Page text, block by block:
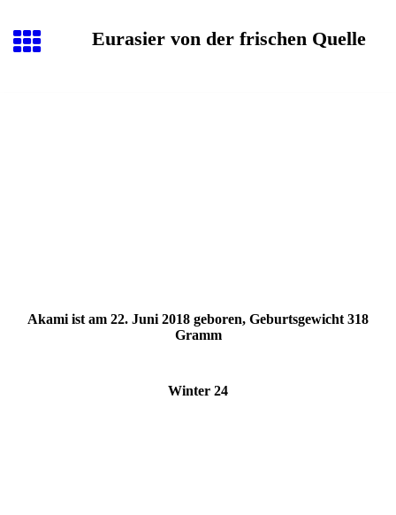
Eurasier von der frischen Quelle
Akami ist am 22. Juni 2018 geboren, Geburtsgewicht 318
Gramm
Winter 24